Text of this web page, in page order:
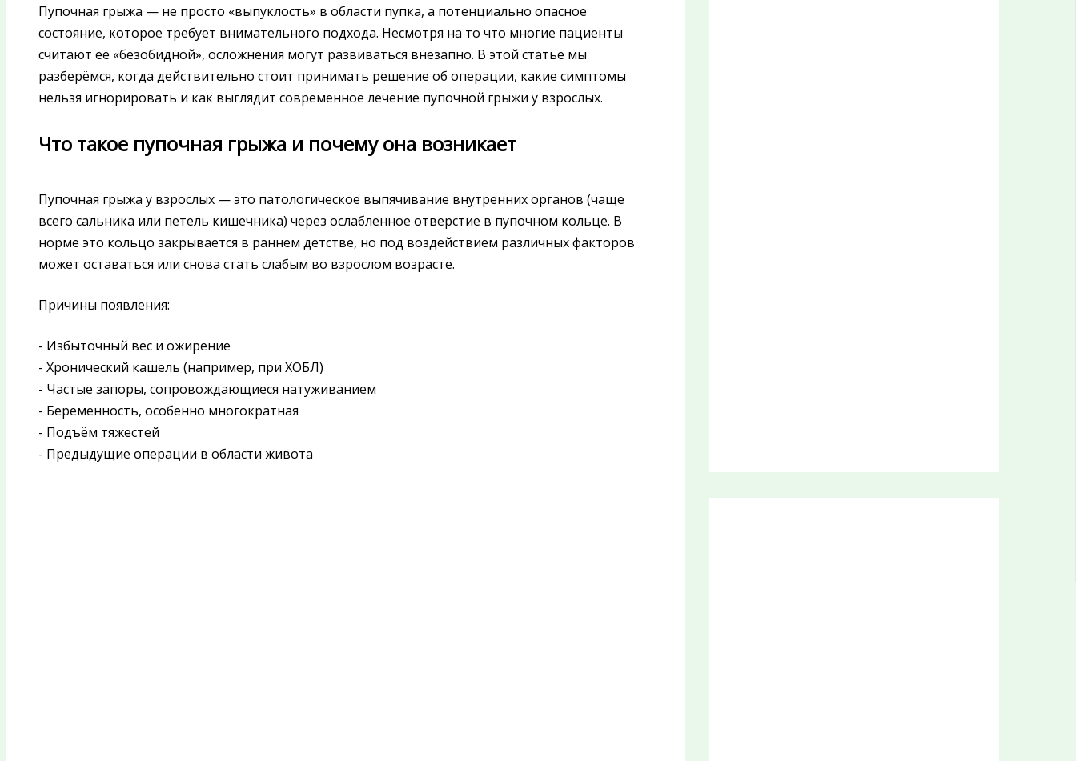
Пупочная грыжа — не просто «выпуклость» в области пупка, а потенциально опасное
состояние, которое требует внимательного подхода. Несмотря на то что многие пациенты
считают её «безобидной», осложнения могут развиваться внезапно. В этой статье мы
разберёмся, когда действительно стоит принимать решение об операции, какие симптомы
нельзя игнорировать и как выглядит современное лечение пупочной грыжи у взрослых.
Что такое пупочная грыжа и почему она возникает
Пупочная грыжа у взрослых — это патологическое выпячивание внутренних органов (чаще
всего сальника или петель кишечника) через ослабленное отверстие в пупочном кольце. В
норме это кольцо закрывается в раннем детстве, но под воздействием различных факторов
может оставаться или снова стать слабым во взрослом возрасте.
Причины появления:
- Избыточный вес и ожирение
- Хронический кашель (например, при ХОБЛ)
- Частые запоры, сопровождающиеся натуживанием
- Беременность, особенно многократная
- Подъём тяжестей
- Предыдущие операции в области живота